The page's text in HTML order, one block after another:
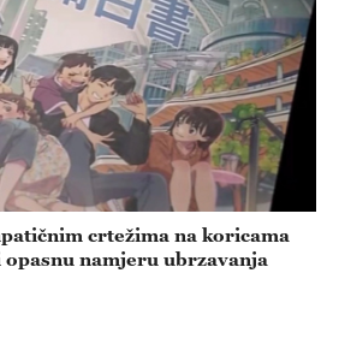
crtežima na koricama
namjeru ubrzavanja